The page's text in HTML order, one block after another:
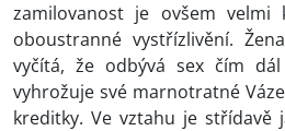
zamilovanost je ovšem velmi
oboustranné vystřízlivění.
vyčítá, že odbývá sex čím
vyhrožuje své marnotratné
kreditky. Ve vztahu je střídavě